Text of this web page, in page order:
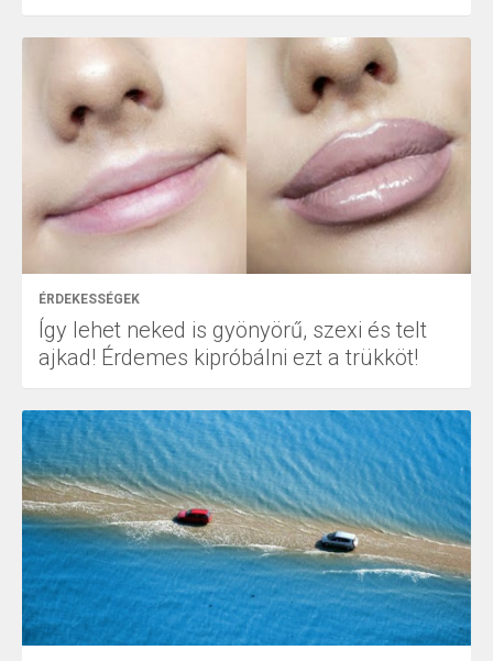
ÉRDEKESSÉGEK
Így lehet neked is gyönyörű, szexi és telt
ajkad! Érdemes kipróbálni ezt a trükköt!